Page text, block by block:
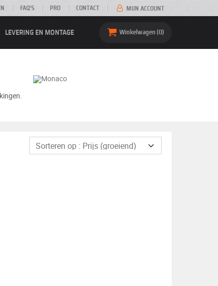
FAQ’S PRO CONTACT MIJN ACCOUNT
LEVERING EN MONTAGE Winkelwagen 0